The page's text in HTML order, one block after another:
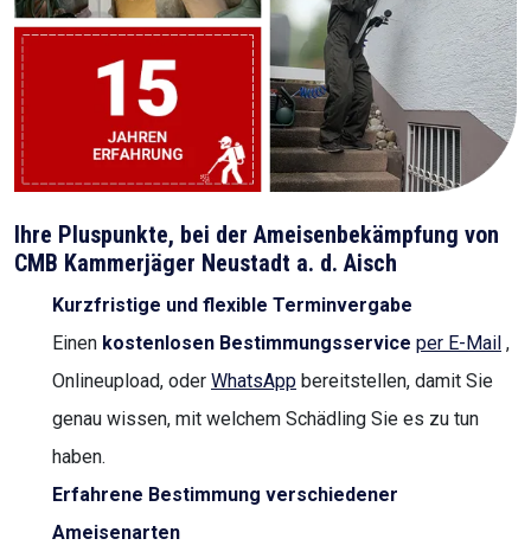
Ihre Pluspunkte, bei der Ameisenbekämpfung von
CMB Kammerjäger Neustadt a. d. Aisch
Kurzfristige und flexible Terminvergabe
Einen kostenlosen Bestimmungsservice per E-Mail ,
Onlineupload, oder WhatsApp bereitstellen, damit Sie
genau wissen, mit welchem Schädling Sie es zu tun
haben.
Erfahrene Bestimmung verschiedener
Ameisenarten